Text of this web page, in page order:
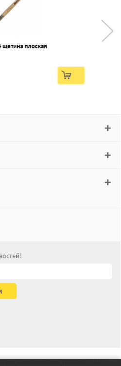
плоская
канцелярских товаров. 2001—